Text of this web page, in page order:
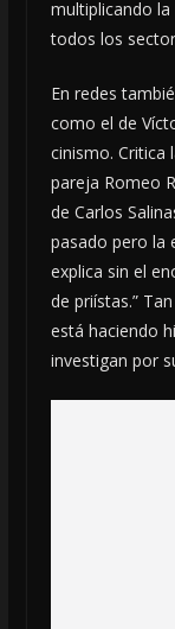
multiplicando
todos los
En redes
como el de
cinismo. Critica
pareja Romeo
de Carlos
pasado pero la
explica sin el
de priístas.”
está haciendo
investigan por